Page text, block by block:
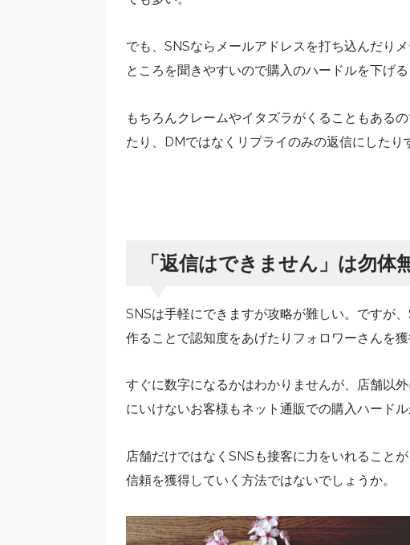
でも、SNSならメールアドレスを打ち込んだり
ところを聞きやすいので購入のハードルを下げる
もちろんクレームやイタズラがくることもある
たり、DMではなくリプライのみの返信にしたり
「返信はできません」は勿体
SNSは手軽にできますが攻略が難しい。ですが
作ることで認知度をあげたりフォロワーさんを
すぐに数字になるかはわかりませんが、店舗以
にいけないお客様もネット通販での購入ハードル
店舗だけではなくSNSも接客に力をいれること
信頼を獲得していく方法ではないでしょうか。